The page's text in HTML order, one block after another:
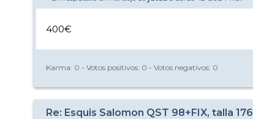
400€
Karma: 0 - Votos positivos: 0 - Votos negativos: 0
Re: Esquis Salomon QST 98+FIX, talla 176